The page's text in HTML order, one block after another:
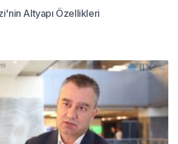
Altyapı Özellikleri